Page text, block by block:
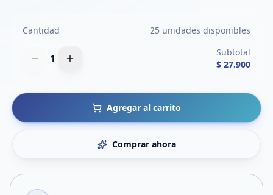
Cantidad 25 unidades disponibles
1
Subtotal
$ 27.900
Agregar al carrito
Comprar ahora